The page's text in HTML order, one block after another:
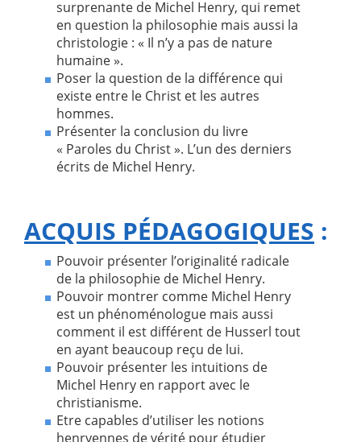
surprenante de Michel Henry, qui remet
en question la philosophie mais aussi la
christologie : « Il n’y a pas de nature
humaine ».
Poser la question de la différence qui
existe entre le Christ et les autres
hommes.
Présenter la conclusion du livre
« Paroles du Christ ». L’un des derniers
écrits de Michel Henry.
ACQUIS PÉDAGOGIQUES :
Pouvoir présenter l’originalité radicale
de la philosophie de Michel Henry.
Pouvoir montrer comme Michel Henry
est un phénoménologue mais aussi
comment il est différent de Husserl tout
en ayant beaucoup reçu de lui.
Pouvoir présenter les intuitions de
Michel Henry en rapport avec le
christianisme.
Etre capables d’utiliser les notions
henryennes de vérité pour étudier